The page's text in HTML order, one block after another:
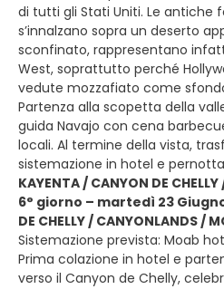
di tutti gli Stati Uniti. Le antiche
s’innalzano sopra un deserto
sconfinato, rappresentano
West, soprattutto perché
vedute mozzafiato come
Partenza alla scopetta della
guida Navajo con cena
locali. Al termine della vista,
sistemazione in hotel e
KAYENTA / CANYON DE
6° giorno – martedì 23 Giugno
DE CHELLY / CANYONLANDS /
Sistemazione prevista: Moab
Prima colazione in hotel e
verso il Canyon de Chelly,